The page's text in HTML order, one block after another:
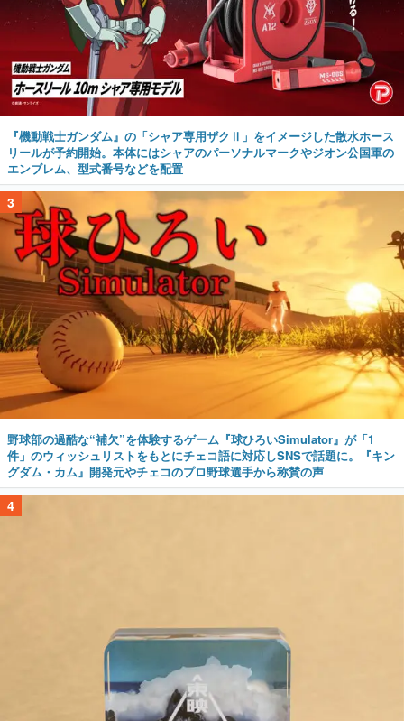
『機動戦士ガンダム』の「シャア専用ザクⅡ」をイメージした散水ホース
リールが予約開始。本体にはシャアのパーソナルマークやジオン公国軍の
エンブレム、型式番号などを配置
3
野球部の過酷な“補欠”を体験するゲーム『球ひろいSimulator』が「1
件」のウィッシュリストをもとにチェコ語に対応しSNSで話題に。『キン
グダム・カム』開発元やチェコのプロ野球選手から称賛の声
4